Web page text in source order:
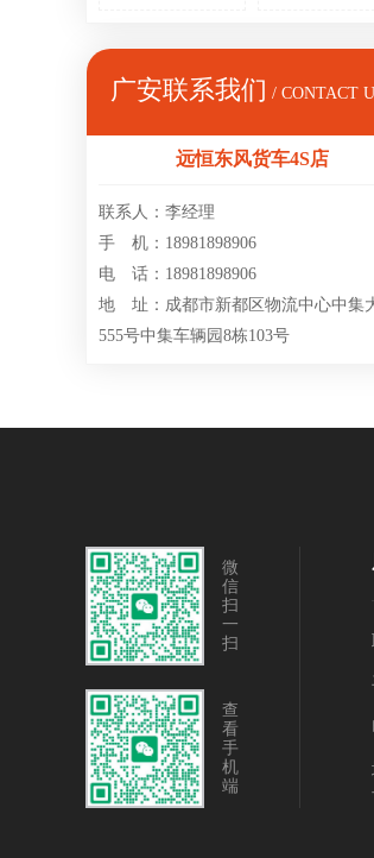
广安联系我们 / CONTACT
远恒东风货车4S店
联系人：李经理
手 机：18981898906
电 话：18981898906
地 址：成都市新都区物流中心中集
555号中集车辆园8栋103号
微
信
扫
一
扫
查
看
手
机
端